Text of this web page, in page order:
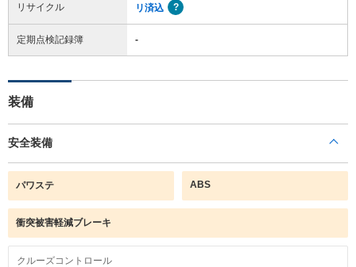
リサイクル リ済込
定期点検記録簿 -
装備
安全装備
パワステ ABS
衝突被害軽減ブレーキ
クルーズコントロール